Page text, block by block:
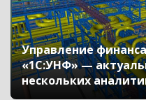
Управление
«1С:УНФ» —
нескольких